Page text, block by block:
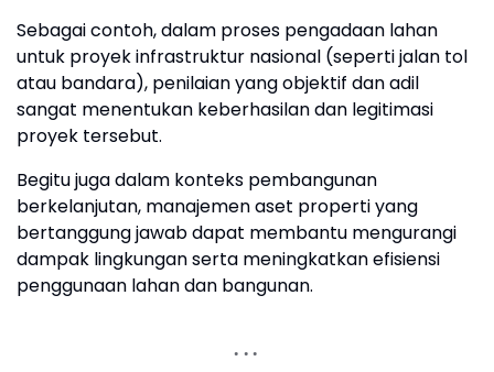
Sebagai contoh, dalam proses pengadaan lahan
untuk proyek infrastruktur nasional (seperti jalan tol
atau bandara), penilaian yang objektif dan adil
sangat menentukan keberhasilan dan legitimasi
proyek tersebut.
Begitu juga dalam konteks pembangunan
berkelanjutan, manajemen aset properti yang
bertanggung jawab dapat membantu mengurangi
dampak lingkungan serta meningkatkan efisiensi
penggunaan lahan dan bangunan.